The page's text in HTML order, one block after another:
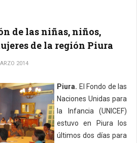
de las niñas, niños,
de la región Piura
2014
Piura. El Fondo de las
Naciones Unidas para
la Infancia (UNICEF)
estuvo en Piura los
últimos dos días para